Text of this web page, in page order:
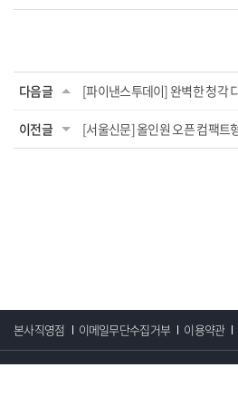
다음글
이전글
본사직영점 이메일무단수집거부 이용약관